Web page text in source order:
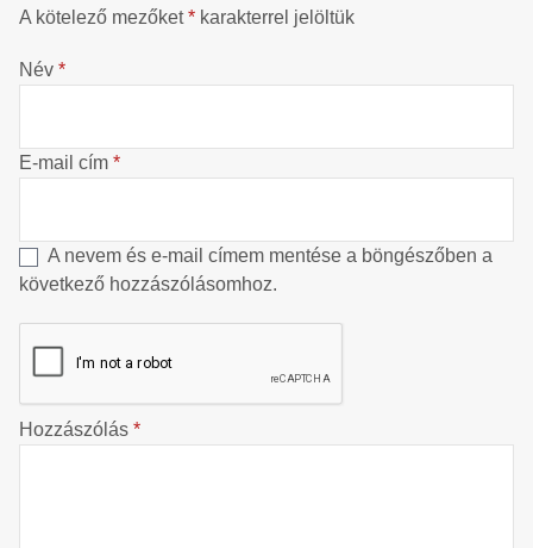
A kötelező mezőket* karakterrel jelöltük
Név *
E-mail cím *
A nevem és e-mail címem mentése a böngészőben a
következő hozzászólásomhoz.
Hozzászólás *